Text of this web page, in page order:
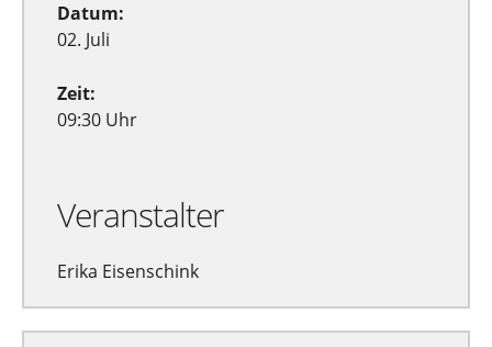
Datum:
02. Juli
Zeit:
09:30 Uhr
Veranstalter
Erika Eisenschink